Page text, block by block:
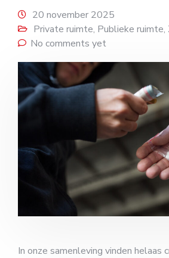
20 november 2025
Private ruimte, Publieke ruimte,
No comments yet
In onze samenleving vinden helaas